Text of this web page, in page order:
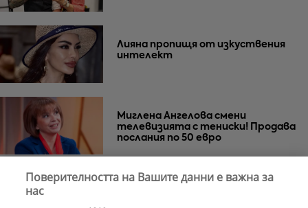
Лияна пропищя от изкуствения
интелект
Миглена Ангелова смени
телевизията с тениски! Продава
послания по 50 евро
Поверителността на Вашите данни е важна за
нас